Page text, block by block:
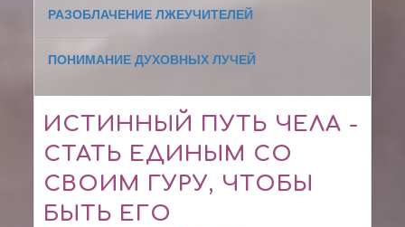
РАЗОБЛАЧЕНИЕ ЛЖЕУЧИТЕЛЕЙ
ПОНИМАНИЕ ДУХОВНЫХ ЛУЧЕЙ
ИСТИННЫЙ ПУТЬ ЧЕЛА -
СТАТЬ ЕДИНЫМ СО
СВОИМ ГУРУ, ЧТОБЫ
БЫТЬ ЕГО